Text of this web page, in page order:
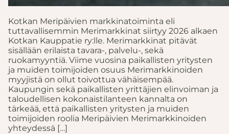
Kotkan Meripäivien markkinatoiminta eli
tuttavallisemmin Merimarkkinat siirtyy 2026 alkaen
Kotkan Kauppatie ry:lle. Merimarkkinat pitävät
sisällään erilaista tavara-, palvelu-, sekä
ruokamyyntiä. Viime vuosina paikallisten yritysten
ja muiden toimijoiden osuus Merimarkkinoiden
myyjistä on ollut toivottua vähäisempää.
Kaupungin sekä paikallisten yrittäjien elinvoiman ja
taloudellisen kokonaistilanteen kannalta on
tärkeää, että paikallisten yritysten ja muiden
toimijoiden roolia Meripäivien Merimarkkinoiden
yhteydessä […]